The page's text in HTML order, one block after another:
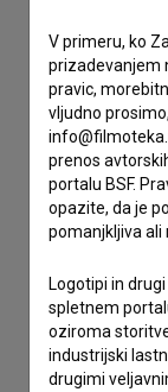
imam
prijavljam
želim
drugo
V primeru, ko
prizadevanjem
pravic,
vljudno
prenos
portalu BSF.
opazite, da je
pomanjkljiva ali
Logotipi in
spletnem
oziroma
industrijski
drugimi